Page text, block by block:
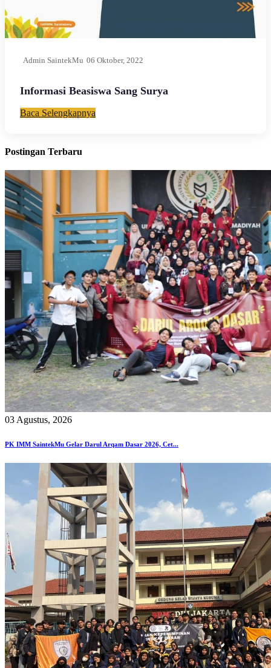
Admin SaintekMu 06 Oktober, 2022
Informasi Beasiswa Sang Surya
Baca Selengkapnya
Postingan Terbaru
03 Agustus, 2026
PK IMM SaintekMu Gelar Darul Arqam Dasar 2026, Cet...